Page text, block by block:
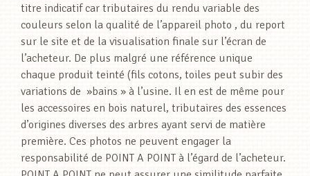
titre indicatif car tributaires du rendu variable des
couleurs selon la qualité de l’appareil photo , du report
sur le site et de la visualisation finale sur l’écran de
l’acheteur. De plus malgré une référence unique
chaque produit teinté (fils cotons, toiles peut subir des
variations de »bains » à l’usine. Il en est de même pour
les accessoires en bois naturel, tributaires des essences
d’origines diverses des arbres ayant servi de matière
première. Ces photos ne peuvent engager la
responsabilité de POINT A POINT à l’égard de l’acheteur.